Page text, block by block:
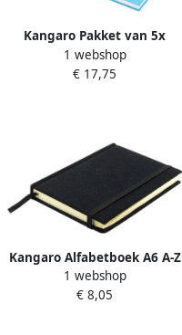
Kangaro Pakket van 5x
stuks luxe schoolschriften
A5 harde kaft gelinieerd
1 webshop
€ 17,75
Kangaro Alfabetboek A6 A-Z
linnen hard cover zwart 208
pagina&apos;s leeslint
1 webshop
€ 8,05